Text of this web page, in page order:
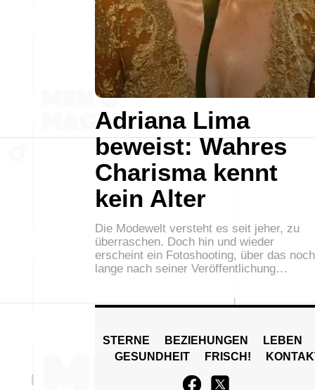
Adriana Lima
beweist: Wahres
Charisma kennt
kein Alter
Die Modewelt versteht es seit jeher, zu
überraschen. Doch hin und wieder
erscheint ein Fotoshooting, über das noch
lange nach seiner Veröffentlichung…
STERNE BEZIEHUNGEN
LEBEN
GESUNDHEIT
FRISCH!